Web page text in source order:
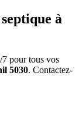
à
pour tous vos
5030. Contactez-